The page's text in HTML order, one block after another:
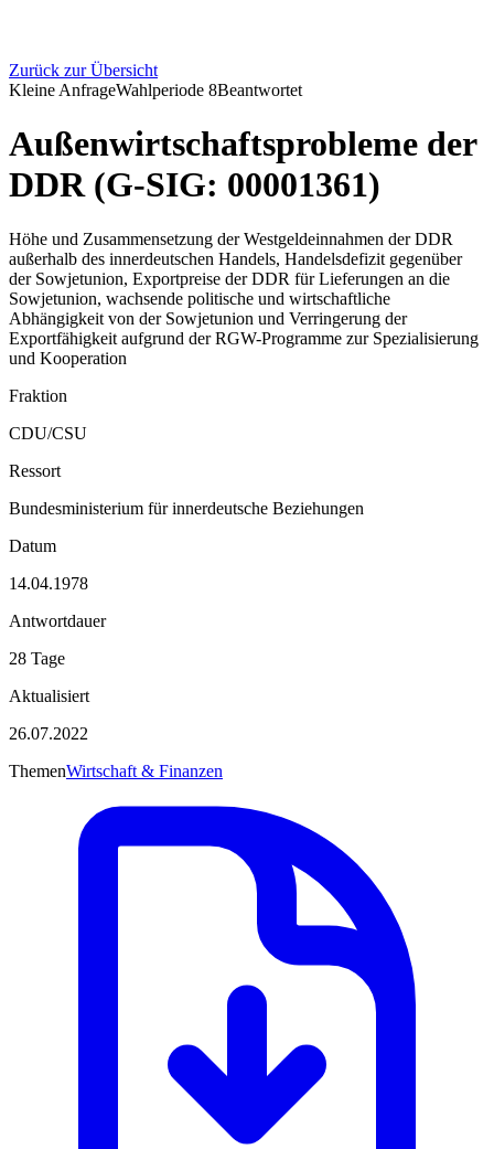
Zurück zur Übersicht
Kleine AnfrageWahlperiode 8Beantwortet
Außenwirtschaftsprobleme der
DDR (G-SIG: 00001361)
Höhe und Zusammensetzung der Westgeldeinnahmen der DDR
außerhalb des innerdeutschen Handels, Handelsdefizit gegenüber
der Sowjetunion, Exportpreise der DDR für Lieferungen an die
Sowjetunion, wachsende politische und wirtschaftliche
Abhängigkeit von der Sowjetunion und Verringerung der
Exportfähigkeit aufgrund der RGW-Programme zur Spezialisierung
und Kooperation
Fraktion
CDU/CSU
Ressort
Bundesministerium für innerdeutsche Beziehungen
Datum
14.04.1978
Antwortdauer
28 Tage
Aktualisiert
26.07.2022
ThemenWirtschaft & Finanzen